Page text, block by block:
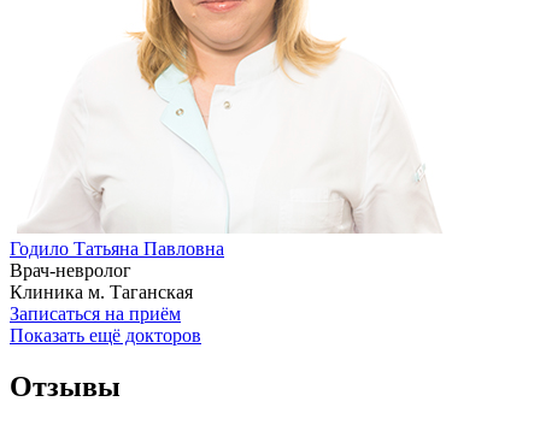
Годило Татьяна Павловна
Врач-невролог
Клиника м. Таганская
Записаться на приём
Показать ещё докторов
Отзывы